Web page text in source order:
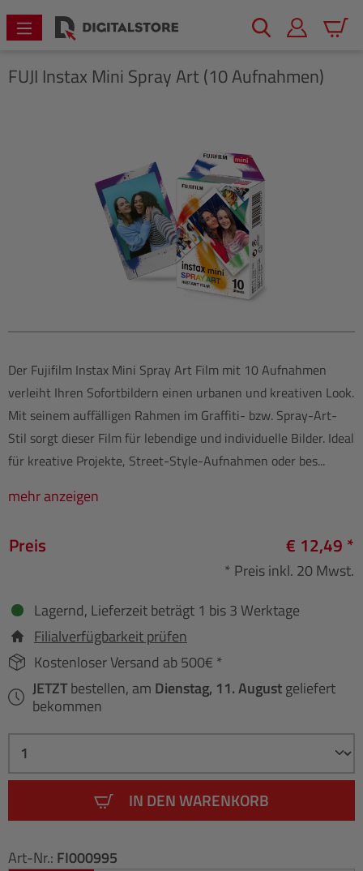
springen
FUJI Instax Mini Spray Art (10 Aufnahmen)
Der Fujifilm Instax Mini Spray Art Film mit 10 Aufnahmen
verleiht Ihren Sofortbildern einen urbanen und kreativen Look.
Mit seinem auffälligen Rahmen im Graffiti- bzw. Spray-Art-
Stil sorgt dieser Film für lebendige und individuelle Bilder. Ideal
für kreative Projekte, Street-Style-Aufnahmen oder bes...
mehr anzeigen
Preis € 12,49 *
* Preis inkl. 20 Mwst.
Lagernd, Lieferzeit beträgt 1 bis 3 Werktage
Filialverfügbarkeit prüfen
Kostenloser Versand ab 500€ *
JETZTbestellen, am Dienstag, 11. Augustgeliefert
bekommen
IN DEN WARENKORB
Art-Nr.: FI000995